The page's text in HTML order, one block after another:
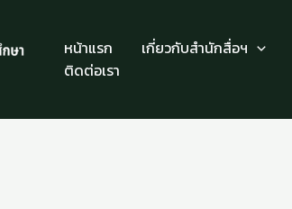
หน้าแรก เกี่ยวกับสำนักสื่อฯ
ติดต่อเรา